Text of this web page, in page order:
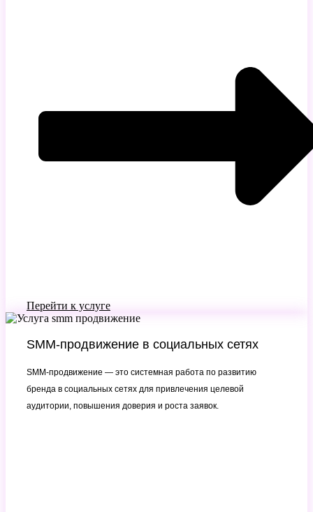
Перейти к услуге
SMM-продвижение в социальных сетях
SMM-продвижение — это системная работа по развитию
бренда в социальных сетях для привлечения целевой
аудитории, повышения доверия и роста заявок.